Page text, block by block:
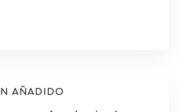
inglés CIDE Gala